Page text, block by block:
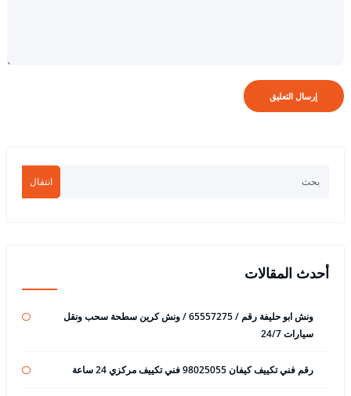
انتقال
أحدث المقالات
ونش ابو حليفة رقم / 65557275 / ونش كرين سطحة سحب ونقل
سيارات 24/7
رقم فني تكييف كيفان 98025055 فني تكييف مركزي 24 ساعة